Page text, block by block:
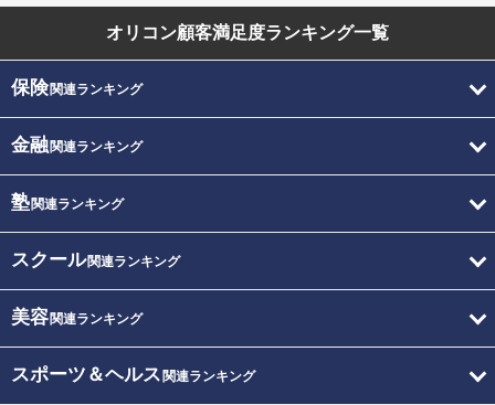
オリコン顧客満足度ランキング一覧
保険関連ランキング
金融関連ランキング
塾関連ランキング
スクール関連ランキング
美容関連ランキング
スポーツ＆ヘルス 関連ランキング